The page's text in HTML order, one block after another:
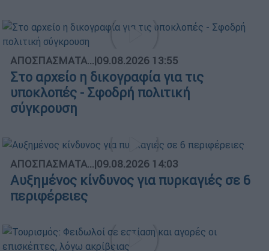
ΑΠΟΣΠΑΣΜΑΤΑ...|09.08.2026 13:55
Στο αρχείο η δικογραφία για τις
υποκλοπές - Σφοδρή πολιτική
σύγκρουση
ΑΠΟΣΠΑΣΜΑΤΑ...|09.08.2026 14:03
Αυξημένος κίνδυνος για πυρκαγιές σε 6
περιφέρειες